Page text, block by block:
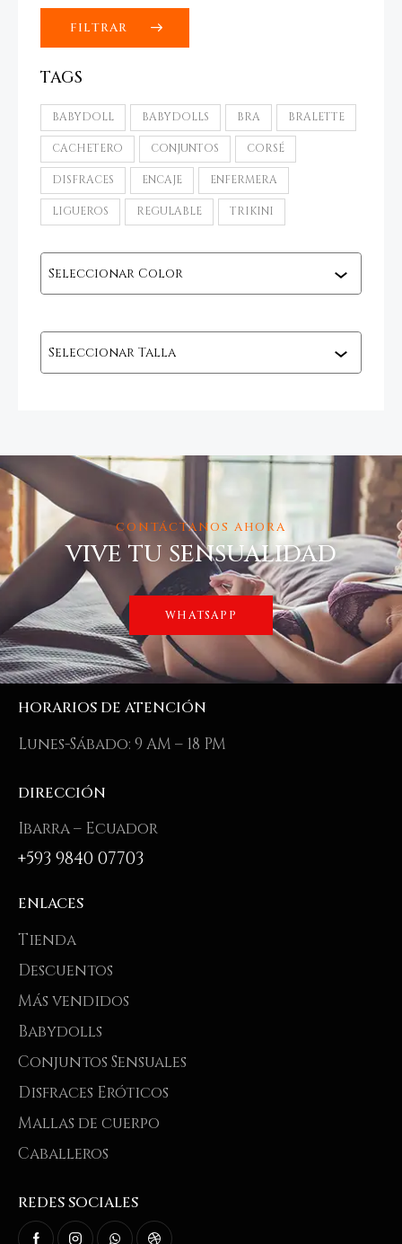
FILTRAR
TAGS
BABYDOLL BABYDOLLS BRA BRALETTE
CACHETERO CONJUNTOS CORSÉ
DISFRACES ENCAJE ENFERMERA
LIGUEROS REGULABLE TRIKINI
CONTÁCTANOS AHORA
VIVE TU SENSUALIDAD
WHATSAPP
HORARIOS DE ATENCIÓN
Lunes-Sábado: 9 AM – 18 PM
DIRECCIÓN
Ibarra – Ecuador
+593 9840 07703
ENLACES
Tienda
Descuentos
Más vendidos
Babydolls
Conjuntos Sensuales
Disfraces Eróticos
Mallas de cuerpo
Caballeros
REDES SOCIALES